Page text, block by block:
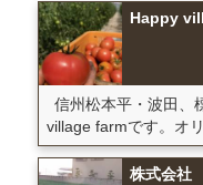
Happy
信州松本平・波田、
village farmです。オリ
株式会社